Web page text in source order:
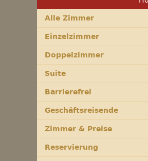
Alle Zimmer
Einzelzimmer
Doppelzimmer
Suite
Barrierefrei
Geschäftsreisende
Zimmer & Preise
Reservierung